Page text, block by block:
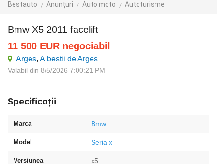
Bestauto Anunțuri Auto moto Autoturisme
Bmw X5 2011 facelift
11 500 EUR negociabil
Arges, Albestii de Arges
Valabil din 8/5/2026 7:00:21 PM
Specificații
Marca Bmw
Model Seria x
Versiunea x5